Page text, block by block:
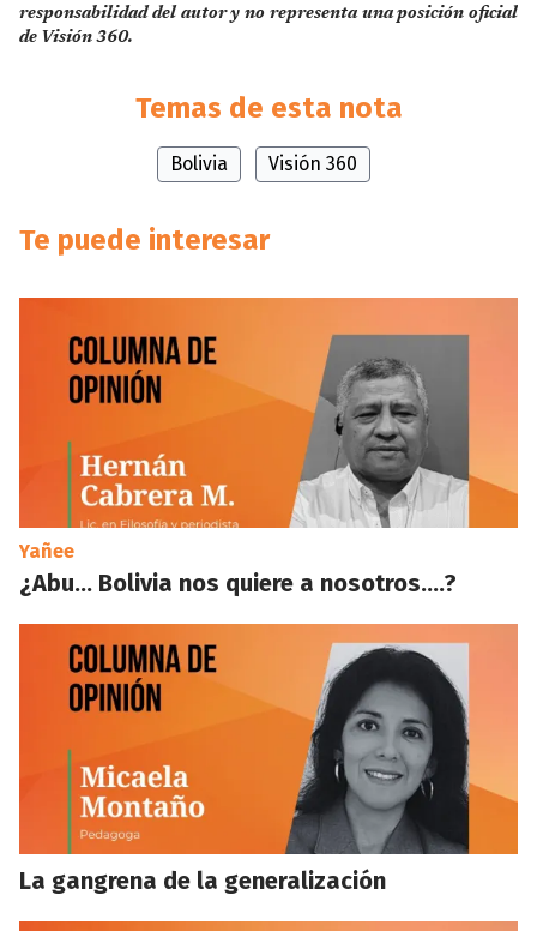
responsabilidad del autor y no representa una posición oficial
de Visión 360.
Temas de esta nota
Bolivia Visión 360
Te puede interesar
Yañee
¿Abu… Bolivia nos quiere a nosotros….?
La gangrena de la generalización